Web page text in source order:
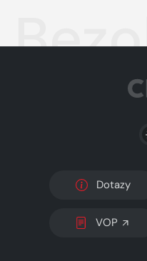
Dotazy
VOP